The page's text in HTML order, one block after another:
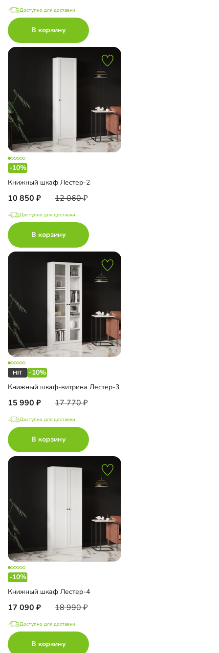
Доступно для доставки
В корзину
-10%
Книжный шкаф Лестер-2
10 850 12 060
Доступно для доставки
В корзину
-10%
Книжный шкаф-витрина Лестер-3
15 990 17 770
Доступно для доставки
В корзину
-10%
Книжный шкаф Лестер-4
17 090 18 990
Доступно для доставки
В корзину